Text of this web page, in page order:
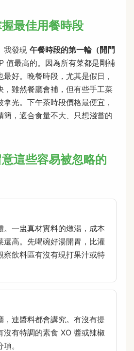
最佳用餐時段
我發現 午餐時段的第一輪（開門
值最高的。因為所有菜都是剛補
好。晚餐時段，尤其是假日，
，雖然餐廳會補，但有些手工菜
光。下午茶時段價格最便宜，
簡，適合食量不大、只想淺嘗的
這些容易被忽略的
。一盅真材實料的燉湯，成本
還高。先喝碗好湯開胃，比灌
察飲料區有沒有現打果汁或特
，連醬料都會講究。有沒有提
沒有特調的素食 XO 醬或辣椒
。